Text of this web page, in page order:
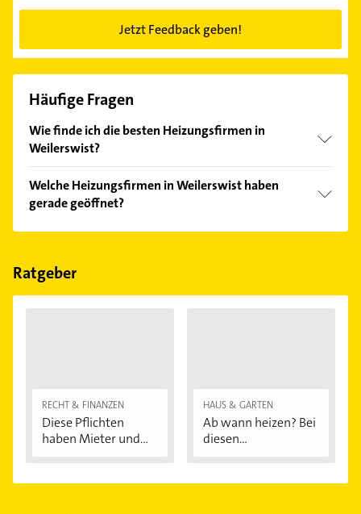
Jetzt Feedback geben!
Häufige Fragen
Wie finde ich die besten Heizungsfirmen in
Weilerswist?
Kundenmeinungen und profitieren Sie von den
Empfehlungen. Die Suchergebnisse können Sie sich
einfach nachBewertungensortiert anzeigen lassen.
Welche Heizungsfirmen in Weilerswist haben
gerade geöffnet?
Im Anbieter-Bereich finden Sie alleÖffnungszeiten.
Feiertagen abweichen können.
Ratgeber
RECHT & FINANZEN
Diese Pflichten
haben Mieter und...
HAUS & GARTEN
Ab wann heizen? Bei
diesen